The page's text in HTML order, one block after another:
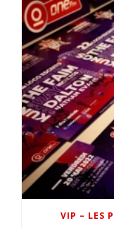
VIP – LES